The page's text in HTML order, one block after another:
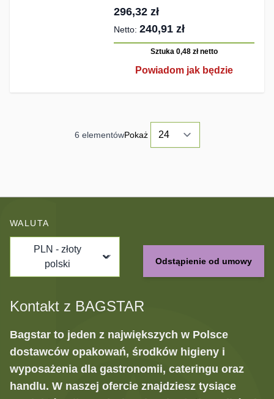
296,32 zł
240,91 zł
Sztuka 0,48 złnetto
Powiadom jak będzie
6 elementówPokaż
WALUTA
PLN - złoty
polski
Odstąpienie od umowy
Kontakt z BAGSTAR
Bagstar to jeden z największych w Polsce
dostawców opakowań, środków higieny i
wyposażenia dla gastronomii, cateringu oraz
handlu. W naszej ofercie znajdziesz tysiące